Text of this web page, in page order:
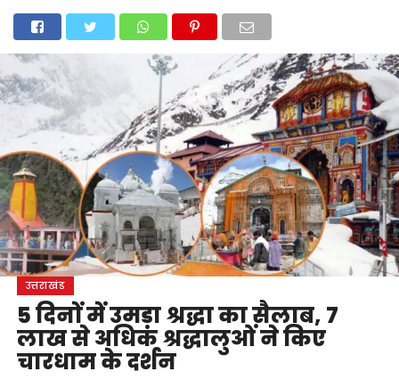
उत्तराखंड अल्मोड़ा उधम सिंह नगर चंपावतचमोलीटिहरी गढ़वाल
देहरादून नैनीताल पौड़ी गढ़वाल बागेश्वर रुद्रप्रयागहरिद्वारदेशदुनिया
मनोरंजन
उत्तराखंड
5 दिनों में उमड़ा श्रद्धा का सैलाब, 7
लाख से अधिक श्रद्धालुओं ने किए
चारधाम के दर्शन